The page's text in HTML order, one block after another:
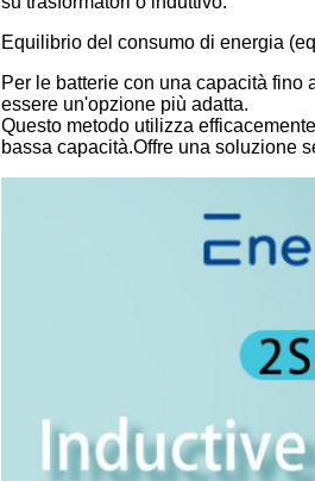
Equilibrio del consumo di energia
Per le batterie con una capacità
essere un'opzione più adatta.
Questo metodo utilizza
bassa capacità.Offre una soluzione